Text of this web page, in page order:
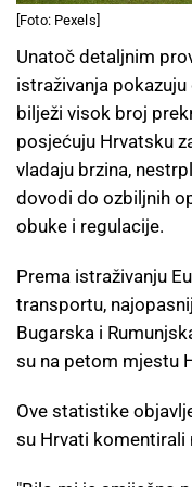
[Foto: Pexels]
Unatoč detaljnim
istraživanja
bilježi visok broj
posjećuju Hrvatsku
vladaju brzina,
dovodi do ozbiljnih
obuke i regulacije.
Prema istraživanju
transportu,
Bugarska i
su na petom mjestu
Ove statistike
su Hrvati komentirali